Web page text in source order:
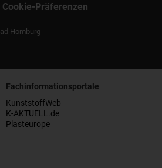
Cookie-Präferenzen
Homburg
Fachinformationsportale
KunststoffWeb
K-AKTUELL.de
Plasteurope